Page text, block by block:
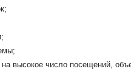
на высокое число посещений,